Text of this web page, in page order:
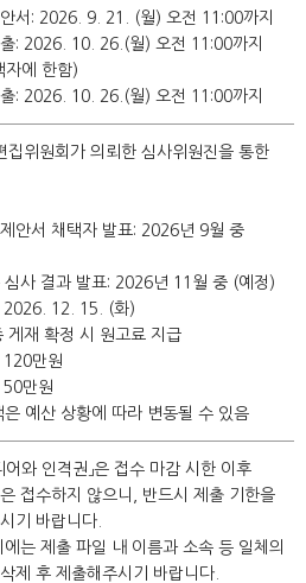
서: 2026. 9. 21. (월) 오전 11:00까지
: 2026. 10. 26.(월) 오전 11:00까지
자에 한함)
: 2026. 10. 26.(월) 오전 11:00까지
집위원회가 의뢰한 심사위원진을 통한
안서 채택자 발표: 2026년 9월 중
심사 결과 발표: 2026년 11월 중 (예정)
2026. 12. 15. (화)
게재 확정 시 원고료 지급
120만원
50만원
예산 상황에 따라 변동될 수 있음
어와 인격권」은 접수 마감 시한 이후
접수하지 않으니, 반드시 제출 기한을
기 바랍니다.
는 제출 파일 내 이름과 소속 등 일체의
제 후 제출해주시기 바랍니다.